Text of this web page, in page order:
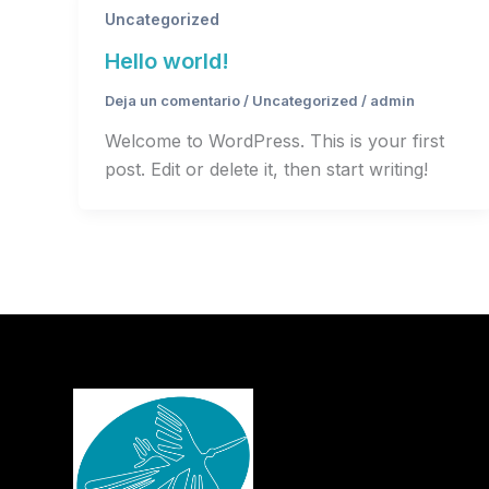
Uncategorized
Hello world!
Deja un comentario / Uncategorized / admin
Welcome to WordPress. This is your first
post. Edit or delete it, then start writing!